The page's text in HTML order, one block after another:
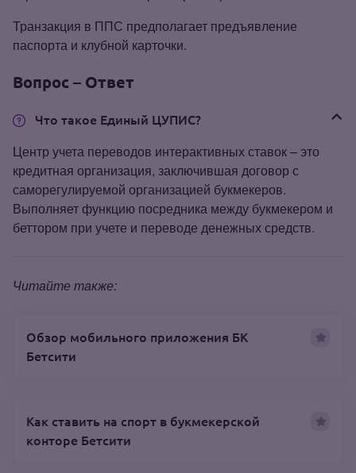
Транзакция в ППС предполагает предъявление
паспорта и клубной карточки.
Вопрос – Ответ
Что такое Единый ЦУПИС?
Центр учета переводов интерактивных ставок – это
кредитная организация, заключившая договор с
саморегулируемой организацией букмекеров.
Выполняет функцию посредника между букмекером и
беттором при учете и переводе денежных средств.
Читайте также:
Обзор мобильного приложения БК
Бетсити
Как ставить на спорт в букмекерской
конторе Бетсити